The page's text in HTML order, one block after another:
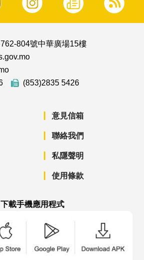
804號中華廣場15樓
(853)2835 5426
意見信箱
聯絡我們
私隱聲明
使用條款
下載手機應用程式